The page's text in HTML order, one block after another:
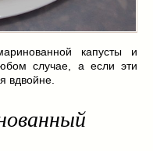
капусты и
случае, а если эти
вдвойне.